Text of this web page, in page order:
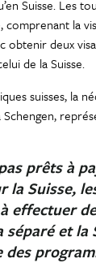
Suisse. Les
comprenant la
obtenir deux
de la Suisse.
suisses, la
Schengen,
prêts à
Suisse,
effectuer
et la